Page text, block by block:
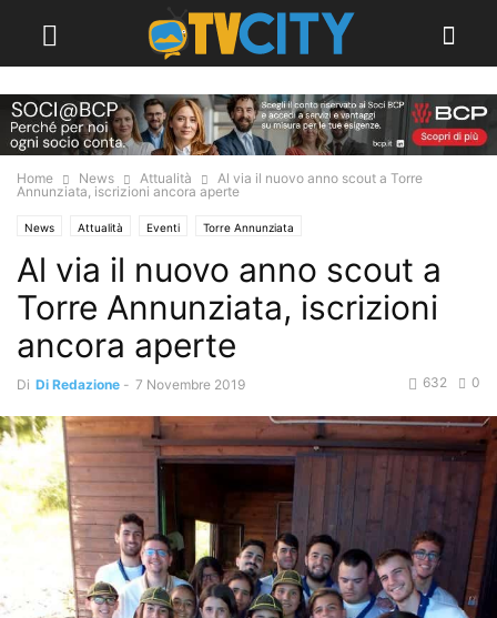
Home News Attualità
Al via il nuovo anno scout a Torre
Annunziata, iscrizioni ancora aperte
News Attualità Eventi Torre Annunziata
Al via il nuovo anno scout a
Torre Annunziata, iscrizioni
ancora aperte
Di Di Redazione - 7 Novembre 2019 0
632